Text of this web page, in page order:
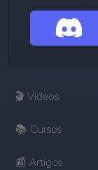
🎬 Vídeos
📚 Cursos
📰 Artigos